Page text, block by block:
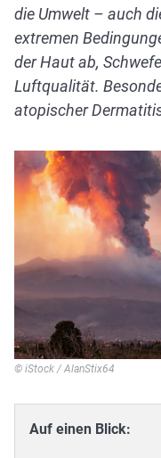
die Umwelt – auch
extremen
der Haut ab,
Luftqualität.
atopischer
© iStock / AlanStix64
Auf einen Blick: